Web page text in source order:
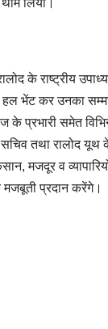
लिया।
के राष्ट्रीय
भेंट कर उनका
के प्रभारी समेत
तथा रालोद
मजदूर व
मजबूती प्रदान करेंगे।